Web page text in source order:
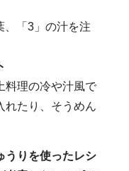
、「3」の汁を注
料理の冷や汁風で
れたり、そうめん
うりを使ったレシ